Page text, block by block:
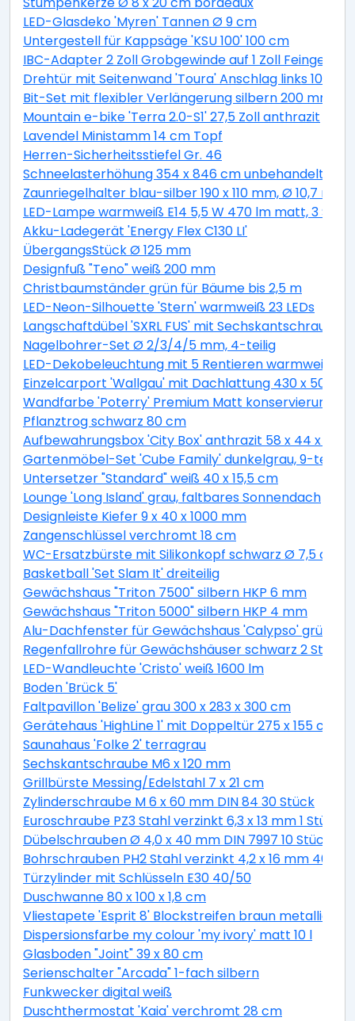
LED-Glasdeko 'Myren' Tannen Ø 9 cm
Untergestell für Kappsäge 'KSU 100' 100 cm
IBC-Adapter 2 Zoll Grobgewinde auf 1 Zoll
Drehtür mit Seitenwand 'Toura' Anschlag links 100 x
Bit-Set mit flexibler Verlängerung silbern 200 mm 11-
Mountain e-bike 'Terra 2.0-S1' 27,5 Zoll anthrazit
Lavendel Ministamm 14 cm Topf
Herren-Sicherheitsstiefel Gr. 46
Schneelasterhöhung 354 x 846 cm unbehandelt 6
Zaunriegelhalter blau-silber 190 x 110 mm, Ø 10,7 mm
LED-Lampe warmweiß E14 5,5 W 470 lm matt, 3
Akku-Ladegerät 'Energy Flex C130 LI'
ÜbergangsStück Ø 125 mm
Designfuß "Teno" weiß 200 mm
Christbaumständer grün für Bäume bis 2,5 m
LED-Neon-Silhouette 'Stern' warmweiß 23 LEDs
Langschaftdübel 'SXRL FUS' mit Sechskantschraube,
Nagelbohrer-Set Ø 2/3/4/5 mm, 4-teilig
LED-Dekobeleuchtung mit 5 Rentieren warmweiß
Einzelcarport 'Wallgau' mit Dachlattung 430 x 500
Wandfarbe 'Poterry' Premium Matt
Pflanztrog schwarz 80 cm
Aufbewahrungsbox 'City Box' anthrazit 58 x 44 x 55
Gartenmöbel-Set 'Cube Family' dunkelgrau, 9-teilig
Untersetzer "Standard" weiß 40 x 15,5 cm
Lounge 'Long Island' grau, faltbares Sonnendach
Designleiste Kiefer 9 x 40 x 1000 mm
Zangenschlüssel verchromt 18 cm
WC-Ersatzbürste mit Silikonkopf schwarz Ø 7,5 cm
Basketball 'Set Slam It' dreiteilig
Gewächshaus "Triton 7500" silbern HKP 6 mm
Gewächshaus "Triton 5000" silbern HKP 4 mm
Alu-Dachfenster für Gewächshaus 'Calypso' grün
Regenfallrohre für Gewächshäuser schwarz 2 Stück
LED-Wandleuchte 'Cristo' weiß 1600 lm
Boden 'Brück 5'
Faltpavillon 'Belize' grau 300 x 283 x 300 cm
Gerätehaus 'HighLine 1' mit Doppeltür 275 x 155 cm
Saunahaus 'Folke 2' terragrau
Sechskantschraube M6 x 120 mm
Grillbürste Messing/Edelstahl 7 x 21 cm
Zylinderschraube M 6 x 60 mm DIN 84 30 Stück
Euroschraube PZ3 Stahl verzinkt 6,3 x 13 mm 1 Stück
Dübelschrauben Ø 4,0 x 40 mm DIN 7997 10 Stück
Bohrschrauben PH2 Stahl verzinkt 4,2 x 16 mm 40
Türzylinder mit Schlüsseln E30 40/50
Duschwanne 80 x 100 x 1,8 cm
Vliestapete 'Esprit 8' Blockstreifen braun metallic
Dispersionsfarbe my colour 'my ivory' matt 10 l
Glasboden "Joint" 39 x 80 cm
Serienschalter "Arcada" 1-fach silbern
Funkwecker digital weiß
Duschthermostat 'Kaia' verchromt 28 cm